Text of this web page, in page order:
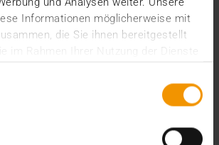
und Analysen weiter. Unsere
Informationen möglicherweise mit
die Sie ihnen bereitgestellt
im Rahmen Ihrer Nutzung der Dienste
(1)